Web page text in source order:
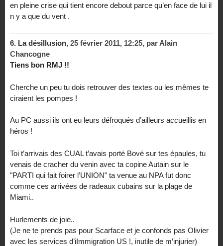
en pleine crise qui tient encore debout parce qu’en face de lui il
n y a que du vent .
6. La désillusion, 25 février 2011, 12:25, par Alain
Chancogne
Tiens bon RMJ !!
Cherche un peu tu dois retrouver des textes ou les mêmes te
ciraient les pompes !
Au PC aussi ils ont eu leurs défroqués d’ailleurs accueillis en
héros !
Toi t’arrivais des CUAL t’avais porté Bové sur tes épaules, tu
venais de cracher du venin avec ta copine Autain sur le
"PARTI qui fait foirer l’UNION" ta venue au NPA fut donc
comme ces arrivées de radeaux cubains sur la plage de
Miami..
Hurlements de joie..
(Je ne te prends pas pour Scarface et je confonds pas Olivier
avec les services d’iImmigration US !, inutile de m’injurier)